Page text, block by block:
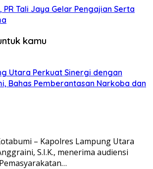
Tali Jaya Gelar Pengajian Serta
kamu
Utara Perkuat Sinergi dengan
Bahas Pemberantasan Narkoba dan
– Kapolres Lampung Utara
S.I.K., menerima audiensi